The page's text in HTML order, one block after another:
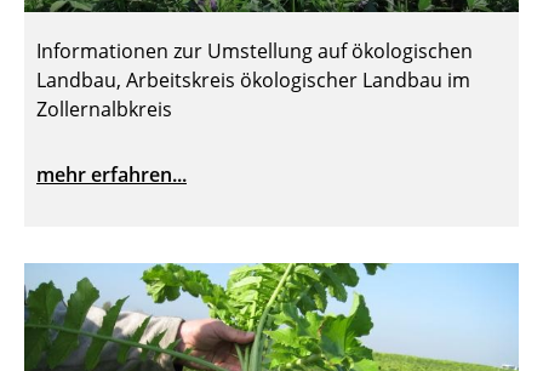
Informationen zur Umstellung auf ökologischen
Landbau, Arbeitskreis ökologischer Landbau im
Zollernalbkreis
mehr erfahren...